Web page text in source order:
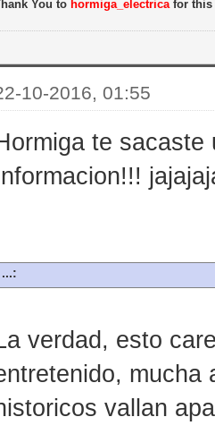
You to hormiga_electricafor this
10-2016, 01:55
te
...:
verdad, esto
mucha
vallan